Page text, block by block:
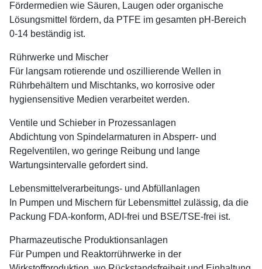
Fördermedien wie Säuren, Laugen oder organische
Lösungsmittel fördern, da PTFE im gesamten pH-Bereich
0-14 beständig ist.
Rührwerke und Mischer
Für langsam rotierende und oszillierende Wellen in
Rührbehältern und Mischtanks, wo korrosive oder
hygiensensitive Medien verarbeitet werden.
Ventile und Schieber in Prozessanlagen
Abdichtung von Spindelarmaturen in Absperr- und
Regelventilen, wo geringe Reibung und lange
Wartungsintervalle gefordert sind.
Lebensmittelverarbeitungs- und Abfüllanlagen
In Pumpen und Mischern für Lebensmittel zulässig, da die
Packung FDA-konform, ADI-frei und BSE/TSE-frei ist.
Pharmazeutische Produktionsanlagen
Für Pumpen und Reaktorrührwerke in der